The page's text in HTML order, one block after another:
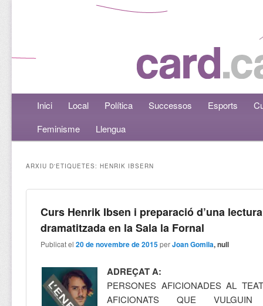
Menú principalAneu al contingut principal
Aneu al contingut secundari
Inici Local Política Successos Esports
Feminisme
Llengua
ARXIU D'ETIQUETES:HENRIK IBSERN
Curs Henrik Ibsen i preparació d’una lectura
dramatitzada en la Sala la Fornal
Publicat el20 de novembre de 2015 perJoan Gomila, null
ADREÇAT A:
PERSONES AFICIONADES AL
AFICIONATS QUE